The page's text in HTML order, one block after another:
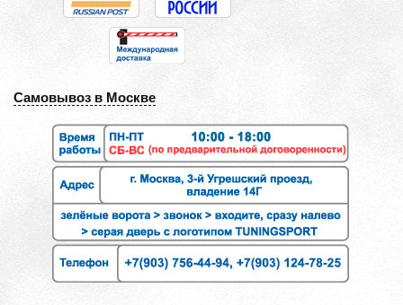
Самовывоз в Москве